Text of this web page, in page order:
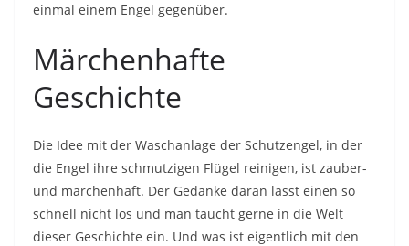
einmal einem Engel gegenüber.
Märchenhafte
Geschichte
Die Idee mit der Waschanlage der Schutzengel, in der
die Engel ihre schmutzigen Flügel reinigen, ist zauber-
und märchenhaft. Der Gedanke daran lässt einen so
schnell nicht los und man taucht gerne in die Welt
dieser Geschichte ein. Und was ist eigentlich mit den